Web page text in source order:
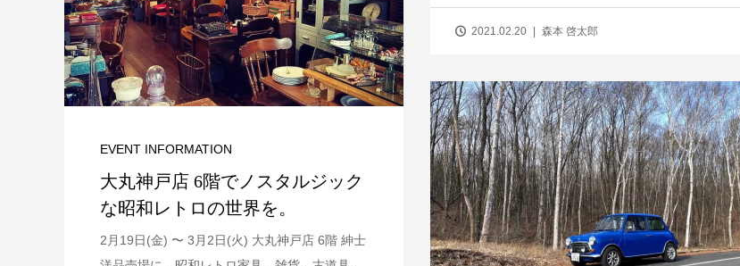
2021.02.20 森本 啓太郎
EVENT INFORMATION
大丸神戸店 6階でノスタルジック
な昭和レトロの世界を。
2月19日(金) 〜 3月2日(火) 大丸神戸店 6階 紳士